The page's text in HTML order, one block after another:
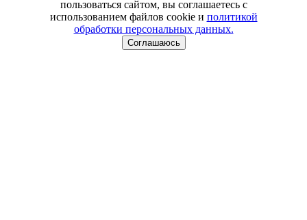
пользоваться сайтом, вы соглашаетесь с
использованием файлов cookie и политикой
обработки персональных данных.
Соглашаюсь